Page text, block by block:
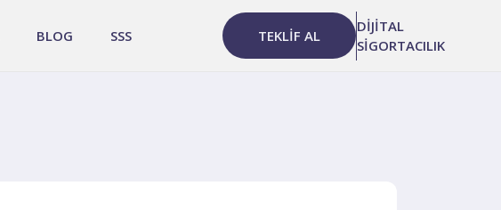
BLOG SSS TEKLİF AL
DİJİTAL
SİGORTACILIK